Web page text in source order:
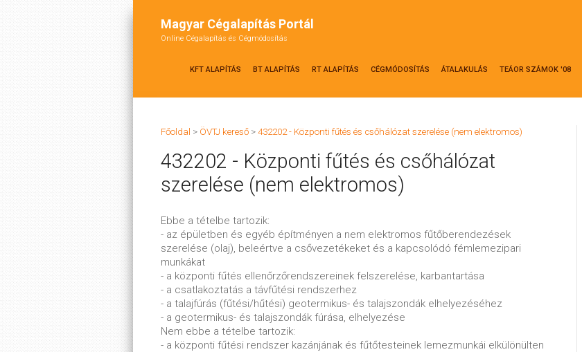
Magyar Cégalapítás Portál
Online Cégalapítás és Cégmódosítás
KFT ALAPÍTÁS BT ALAPÍTÁS RT ALAPÍTÁS CÉGMÓDOSÍTÁS ÁTALAKULÁS TEÁOR SZÁMOK '08
Főoldal > ÖVTJ kereső > 432202 - Központi fűtés és csőhálózat szerelése (nem elektromos)
432202 - Központi fűtés és csőhálózat
szerelése (nem elektromos)
Ebbe a tételbe tartozik:
- az épületben és egyéb építményen a nem elektromos fűtőberendezések
szerelése (olaj), beleértve a csővezetékeket és a kapcsolódó fémlemezipari
munkákat
- a központi fűtés ellenőrzőrendszereinek felszerelése, karbantartása
- a csatlakoztatás a távfűtési rendszerhez
- a talajfúrás (fűtési/hűtési) geotermikus- és talajszondák elhelyezéséhez
- a geotermikus- és talajszondák fúrása, elhelyezése
Nem ebbe a tételbe tartozik:
- a központi fűtési rendszer kazánjának és fűtőtesteinek lemezmunkái elkülönülten